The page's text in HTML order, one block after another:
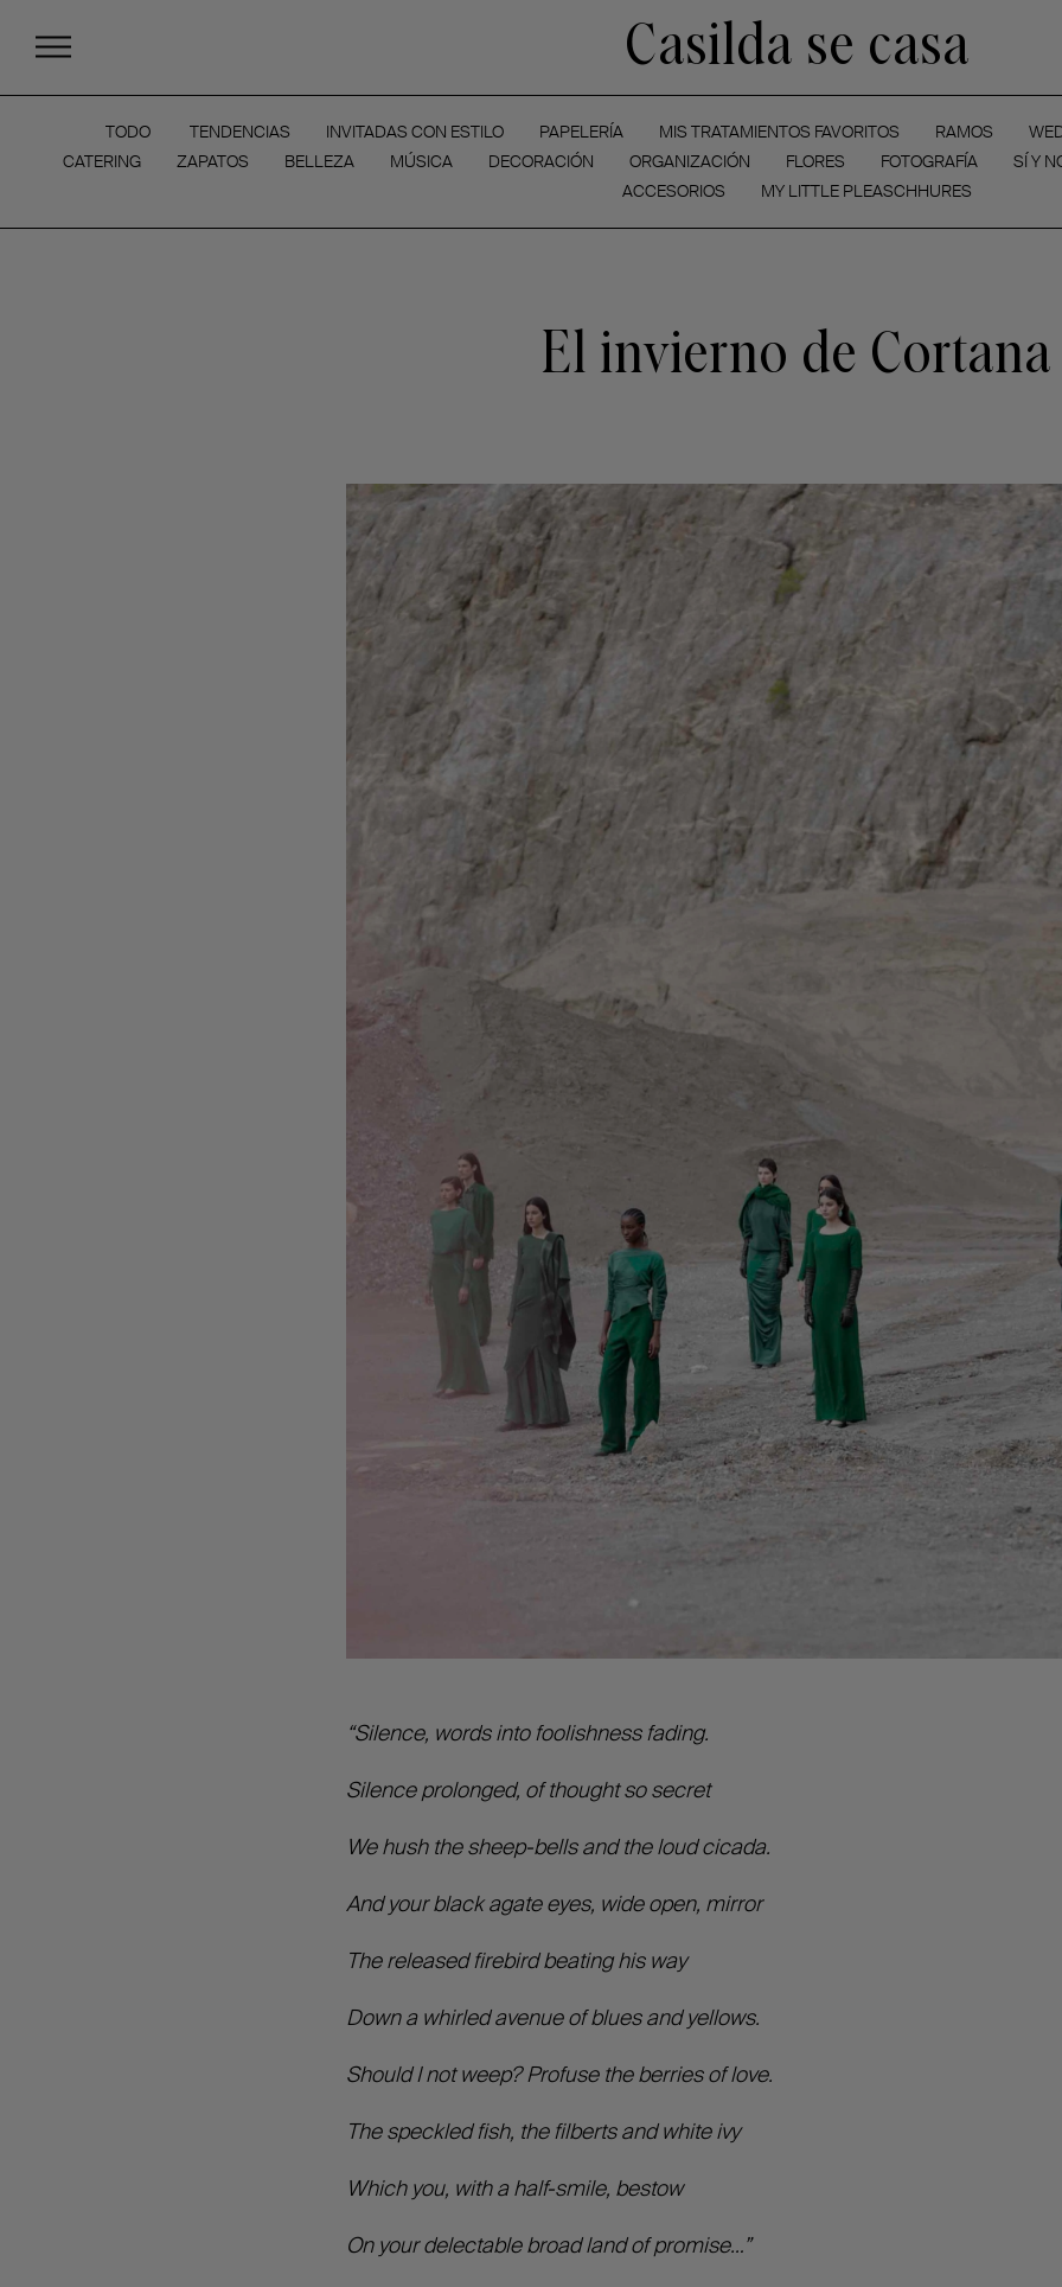
Casilda se casa
TODO TENDENCIAS INVITADAS CON ESTILO PAPELERÍA MIS TRATAMIENTOS FAVORITOS RAMOS
CATERING
ZAPATOS BELLEZA MÚSICA DECORACIÓN ORGANIZACIÓN FLORES FOTOGRAFÍA
SÍ Y
ACCESORIOS
MY LITTLE PLEASCHHURES
El invierno de Cortana
“Silence, words into foolishness fading.
Silence prolonged, of thought so secret
We hush the sheep-bells and the loud cicada.
And your black agate eyes, wide open, mirror
The released firebird beating his way
Down a whirled avenue of blues and yellows.
Should I not weep? Profuse the berries of love.
The speckled fish, the filberts and white ivy
Which you, with a half-smile, bestow
On your delectable broad land of promise…”